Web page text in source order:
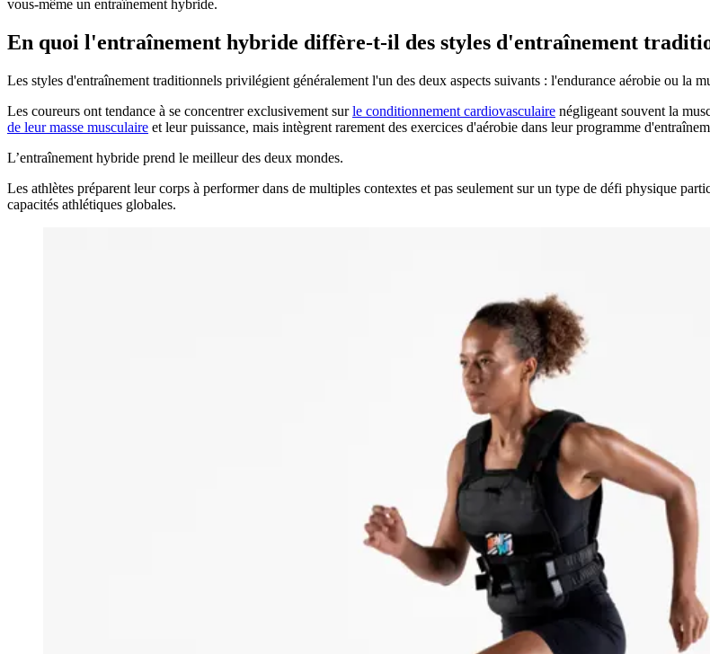
vous-même un entraînement hybride.
En quoi l'entraînement hybride diffère-t-il des styles d'entraînement
Les styles d'entraînement traditionnels privilégient généralement l'un des deux aspects suivants : l'endurance aérobie ou la
Les coureurs ont tendance à se concentrer exclusivement surle conditionnement cardiovasculaire négligeant souvent la
de leur masse musculaire et leur puissance, mais intègrent rarement des exercices d'aérobie dans leur programme
L’entraînement hybride prend le meilleur des deux mondes.
Les athlètes préparent leur corps à performer dans de multiples contextes et pas seulement sur un type de défi physique
capacités athlétiques globales.